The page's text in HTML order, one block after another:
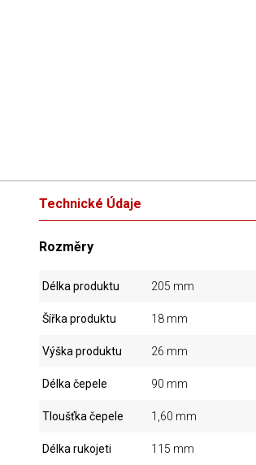
Technické Údaje
Rozměry
Délka produktu 205 mm
Šířka produktu 18 mm
Výška produktu 26 mm
Délka čepele 90 mm
Tloušťka čepele 1,60 mm
Délka rukojeti 115 mm